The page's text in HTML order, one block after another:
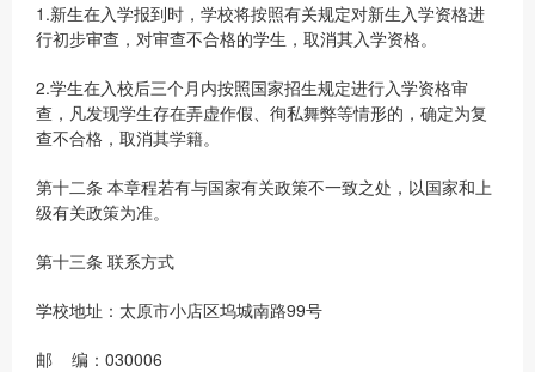
1.新生在入学报到时，学校将按照有关规定对新生入学资格进
行初步审查，对审查不合格的学生，取消其入学资格。
2.学生在入校后三个月内按照国家招生规定进行入学资格审
查，凡发现学生存在弄虚作假、徇私舞弊等情形的，确定为复
查不合格，取消其学籍。
第十二条 本章程若有与国家有关政策不一致之处，以国家和上
级有关政策为准。
第十三条 联系方式
学校地址：太原市小店区坞城南路99号
邮 编：030006